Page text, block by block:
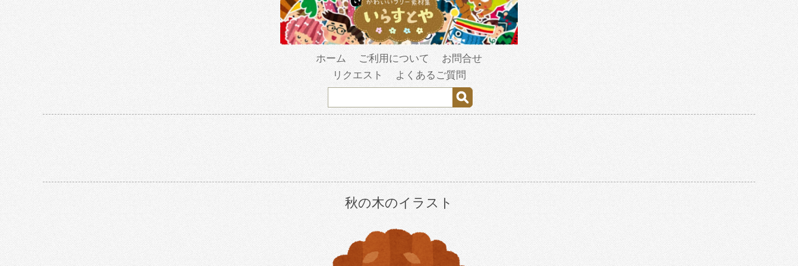
ホーム ご利用について
お問合せ
リクエスト
よくあるご質問
秋の木のイラスト